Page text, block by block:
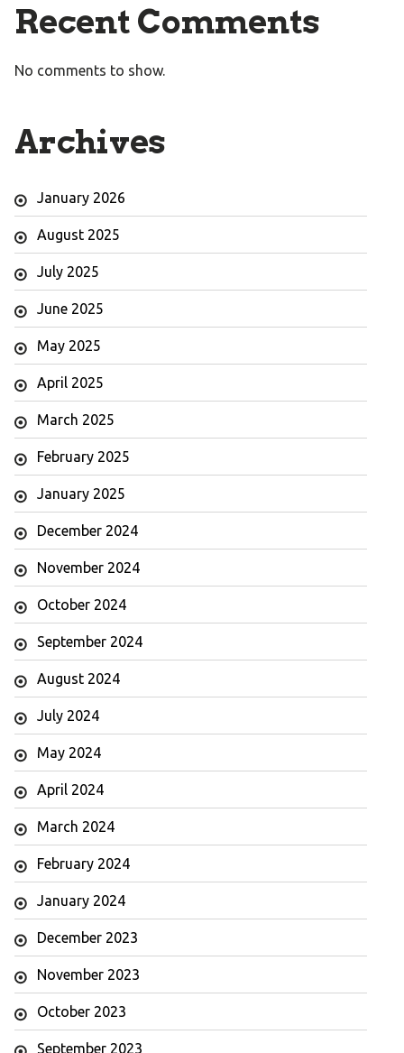
Recent Comments
No comments to show.
Archives
January 2026
August 2025
July 2025
June 2025
May 2025
April 2025
March 2025
February 2025
January 2025
December 2024
November 2024
October 2024
September 2024
August 2024
July 2024
May 2024
April 2024
March 2024
February 2024
January 2024
December 2023
November 2023
October 2023
September 2023